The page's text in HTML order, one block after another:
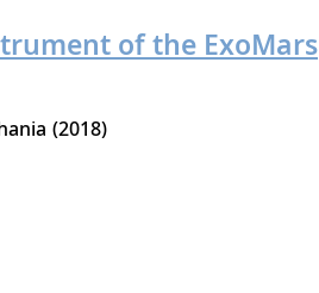
of the ExoMars
2018